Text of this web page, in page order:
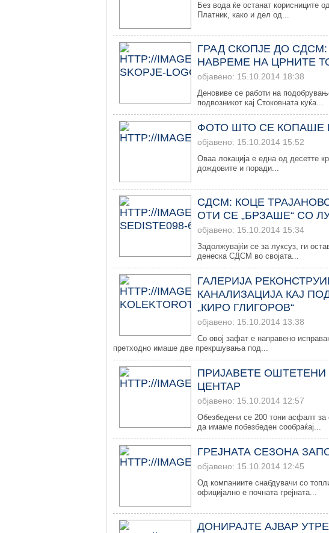
Без вода ќе останат корисниците
Платник, како и дел од...
ГРАД СКОПЈЕ ДО
НАВРЕМЕ НА ЦРНИТЕ
објавено: 15.10.2014 18:38
Деновиве се работи на
подвозникот кај Стоковната куќа...
ФОТО ШТО СЕ КОПАШЕ
објавено: 15.10.2014 15:52
Оваа локација е една од десетте
дождовите и поради...
СДСМ: КОЦЕ
ОТИ СЕ „БРЗАШЕ“ СО
објавено: 15.10.2014 15:34
Задолжувајќи се за луксуз, ги
денеска СДСМ во својата...
ГАЛЕРИЈА
КАНАЛИЗАЦИЈА КАЈ
„КИРО ГЛИГОРОВ“
објавено: 15.10.2014 13:38
Со овој зафат е направено
претходно имаше две прекршувања под...
ПРИЈАВЕТЕ ОШТЕТЕНИ
ЦЕНТАР
објавено: 15.10.2014 12:57
Обезбедени се 200 тони асфалт за
да имаме побезбеден сообраќај...
ГРЕЈНАТА СЕЗОНА
објавено: 15.10.2014 12:45
Од компаниите снабдувачи со
официјално е почната грејната...
ДОНИРАЈТЕ АЈВАР